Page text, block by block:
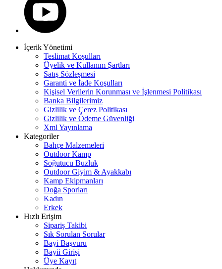
İçerik Yönetimi
Teslimat Koşulları
Üyelik ve Kullanım Şartları
Satış Sözleşmesi
Garanti ve İade Koşulları
Kişisel Verilerin Korunması ve İşlenmesi Politikası
Banka Bilgilerimiz
Gizlilik ve Çerez Politikası
Gizlilik ve Ödeme Güvenliği
Xml Yayınlama
Kategoriler
Bahçe Malzemeleri
Outdoor Kamp
Soğutucu Buzluk
Outdoor Giyim & Ayakkabı
Kamp Ekipmanları
Doğa Sporları
Kadın
Erkek
Hızlı Erişim
Sipariş Takibi
Sık Sorulan Sorular
Bayi Başvuru
Bayii Girişi
Üye Kayıt